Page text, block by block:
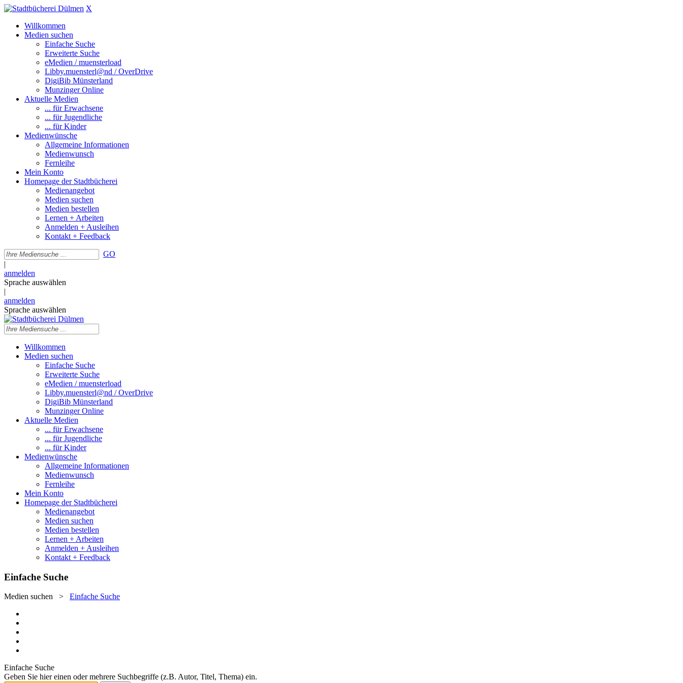
X
Willkommen
Medien suchen
Einfache Suche
Erweiterte Suche
eMedien / muensterload
Libby.muensterl@nd / OverDrive
DigiBib Münsterland
Munzinger Online
Aktuelle Medien
... für Erwachsene
... für Jugendliche
... für Kinder
Medienwünsche
Allgemeine Informationen
Medienwunsch
Fernleihe
Mein Konto
Homepage der Stadtbücherei
Medienangebot
Medien suchen
Medien bestellen
Lernen + Arbeiten
Anmelden + Ausleihen
Kontakt + Feedback
GO
|
anmelden
Sprache auswählen
|
anmelden
Sprache auswählen
Willkommen
Medien suchen
Einfache Suche
Erweiterte Suche
eMedien / muensterload
Libby.muensterl@nd / OverDrive
DigiBib Münsterland
Munzinger Online
Aktuelle Medien
... für Erwachsene
... für Jugendliche
... für Kinder
Medienwünsche
Allgemeine Informationen
Medienwunsch
Fernleihe
Mein Konto
Homepage der Stadtbücherei
Medienangebot
Medien suchen
Medien bestellen
Lernen + Arbeiten
Anmelden + Ausleihen
Kontakt + Feedback
Einfache Suche
Medien suchen > Einfache Suche
Einfache Suche
Geben Sie hier einen oder mehrere Suchbegriffe (z.B. Autor, Titel, Thema) ein.